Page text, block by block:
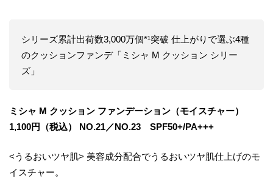
シリーズ累計出荷数3,000万個*¹突破 仕上がりで選ぶ4種
のクッションファンデ「ミシャ M クッション シリー
ズ」
ミシャ M クッション ファンデーション（モイスチャー）
1,100円（税込） NO.21／NO.23 SPF50+/PA+++
<うるおいツヤ肌> 美容成分配合でうるおいツヤ肌仕上げのモ
イスチャー。